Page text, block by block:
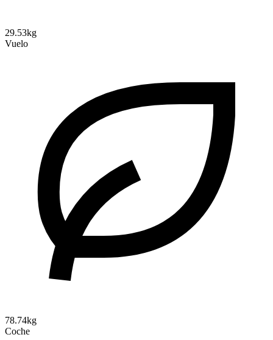
29.53kg
Vuelo
78.74kg
Coche